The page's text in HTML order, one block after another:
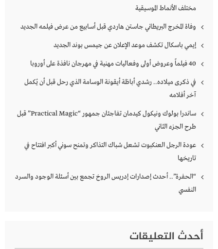
مختلف الأنماط الموسيقية
وفاة المخرج البريطاني جاستن هاردي قبل أسابيع من عرض فيلمه الجديد
إيمي باسكال تكشف موعد الإعلان عن جيمس بوند الجديد
40 فيلماً وعروض أولى وفعاليات مهنية في مهرجان نافذة على أوروبا
في ذكرى ميلاده.. رشدي أباظة أيقونة الوسامة الذي رحل قبل أن يُكمل
آخر أفلامه
ساندرا بولوك ونيكول كيدمان تفاجئان جمهور “Practical Magic” قبل
طرح الجزء الثاني
عودة الرجل العنكبوت تشعل شباك التذاكر وتمنح سوني أكبر افتتاح في
تاريخها
“الحفرة”.. أحدث إصدارات إدريس الروخ تجمع بين أسئلة الوجود والسرد
النفسي
أحدث التعليقات